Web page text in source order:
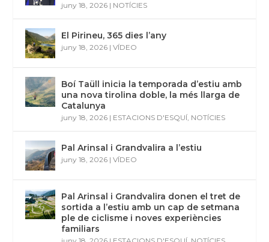
juny 18, 2026 | NOTÍCIES
El Pirineu, 365 dies l’any
juny 18, 2026 |VÍDEO
Boí Taüll inicia la temporada d’estiu amb
una nova tirolina doble, la més llarga de
Catalunya
juny 18, 2026 | ESTACIONS D'ESQUÍ, NOTÍCIES
Pal Arinsal i Grandvalira a l’estiu
juny 18, 2026 |VÍDEO
Pal Arinsal i Grandvalira donen el tret de
sortida a l’estiu amb un cap de setmana
ple de ciclisme i noves experiències
familiars